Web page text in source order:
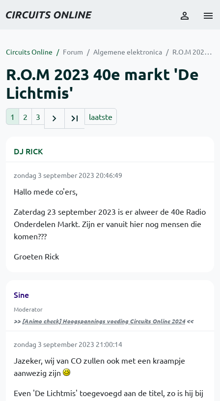
Circuits Online Forum Algemene elektronica R.O.M 2023 40e markt 'De Lichtmis'
R.O.M 2023 40e markt 'De
Lichtmis'
1 2 3 laatste
DJ RICK
zondag 3 september 2023 20:46:49
Hallo mede co'ers,
Zaterdag 23 september 2023 is er alweer de 40e Radio
Onderdelen Markt. Zijn er vanuit hier nog mensen die
komen???
Groeten Rick
Sine
Moderator
>> [Animo check] Hoogspannings voeding Circuits Online 2024<<
zondag 3 september 2023 21:00:14
Jazeker, wij van CO zullen ook met een kraampje
aanwezig zijn
Even 'De Lichtmis' toegevoegd aan de titel, zo is hij bij